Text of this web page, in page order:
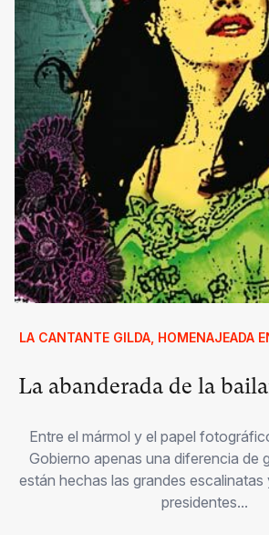
LA CANTANTE GILDA, HOMENAJEADA
La abanderada de la
Entre el mármol y el papel
Gobierno apenas una diferencia de
están hechas las grandes
presidentes...